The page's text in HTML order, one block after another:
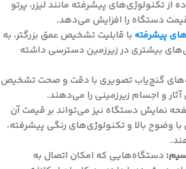
از تکنولوژی‌های پیشرفته مانند لیزر، پرتو
دستگاه را افزایش می‌دهد.
پیشرفتهبا قابلیت تشخیص عمق بزرگتر، به
بیشتری در زیرزمین دسترسی داشته
گنج‌یاب تصویری با دقت و صحت تشخیص
آثار و اجسام زیرزمینی را می‌دهند.
نمایش دستگاه نیز می‌تواند بر قیمت آن
وضوح بالا و تکنولوژی‌های رنگی پیشرفته،
دستگاه‌هایی که امکان اتصال به